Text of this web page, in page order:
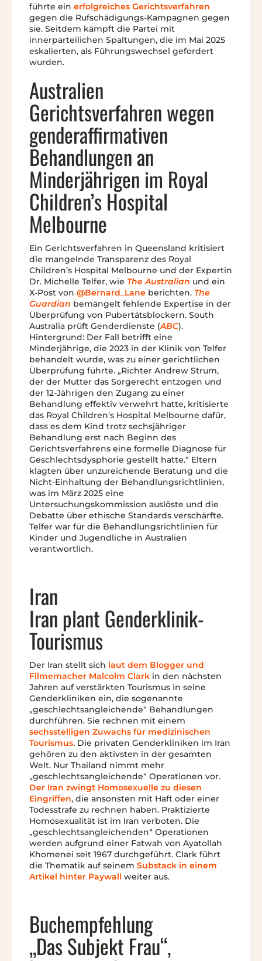
führte ein erfolgreiches Gerichtsverfahren
gegen die Rufschädigungs-Kampagnen gegen
sie. Seitdem kämpft die Partei mit
innerparteilichen Spaltungen, die im Mai 2025
eskalierten, als Führungswechsel gefordert
wurden.
Australien
Gerichtsverfahren wegen
genderaffirmativen
Behandlungen an
Minderjährigen im Royal
Children’s Hospital
Melbourne
Ein Gerichtsverfahren in Queensland kritisiert
die mangelnde Transparenz des Royal
Children’s Hospital Melbourne und der Expertin
Dr. Michelle Telfer, wie The Australian und ein
X-Post von @Bernard_Lane berichten. The
Guardian bemängelt fehlende Expertise in der
Überprüfung von Pubertätsblockern. South
Australia prüft Genderdienste (ABC).
Hintergrund: Der Fall betrifft eine
Minderjährige, die 2023 in der Klinik von Telfer
behandelt wurde, was zu einer gerichtlichen
Überprüfung führte. „Richter Andrew Strum,
der der Mutter das Sorgerecht entzogen und
der 12-Jährigen den Zugang zu einer
Behandlung effektiv verwehrt hatte, kritisierte
das Royal Children's Hospital Melbourne dafür,
dass es dem Kind trotz sechsjähriger
Behandlung erst nach Beginn des
Gerichtsverfahrens eine formelle Diagnose für
Geschlechtsdysphorie gestellt hatte.“ Eltern
klagten über unzureichende Beratung und die
Nicht-Einhaltung der Behandlungsrichtlinien,
was im März 2025 eine
Untersuchungskommission auslöste und die
Debatte über ethische Standards verschärfte.
Telfer war für die Behandlungsrichtlinien für
Kinder und Jugendliche in Australien
verantwortlich.
Iran
Iran plant Genderklinik-
Tourismus
Der Iran stellt sich laut dem Blogger und
Filmemacher Malcolm Clark in den nächsten
Jahren auf verstärkten Tourismus in seine
Genderkliniken ein, die sogenannte
„geschlechtsangleichende“ Behandlungen
durchführen. Sie rechnen mit einem
sechsstelligen Zuwachs für medizinischen
Tourismus. Die privaten Genderkliniken im Iran
gehören zu den aktivsten in der gesamten
Welt. Nur Thailand nimmt mehr
„geschlechtsangleichende“ Operationen vor.
Der Iran zwingt Homosexuelle zu diesen
Eingriffen, die ansonsten mit Haft oder einer
Todesstrafe zu rechnen haben. Praktizierte
Homosexualität ist im Iran verboten. Die
„geschlechtsangleichenden“ Operationen
werden aufgrund einer Fatwah von Ayatollah
Khomenei seit 1967 durchgeführt. Clark führt
die Thematik auf seinem Substack in einem
Artikel hinter Paywall weiter aus.
Buchempfehlung
„Das Subjekt Frau“,